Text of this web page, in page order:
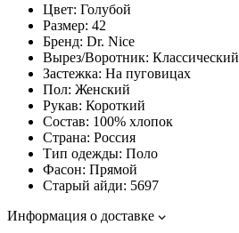
Цвет: Голубой
Размер: 42
Бренд: Dr. Nice
Вырез/Воротник: Классический
Застежка: На пуговицах
Пол: Женский
Рукав: Короткий
Состав: 100% хлопок
Страна: Россия
Тип одежды: Поло
Фасон: Прямой
Старый айди: 5697
Информация о доставке